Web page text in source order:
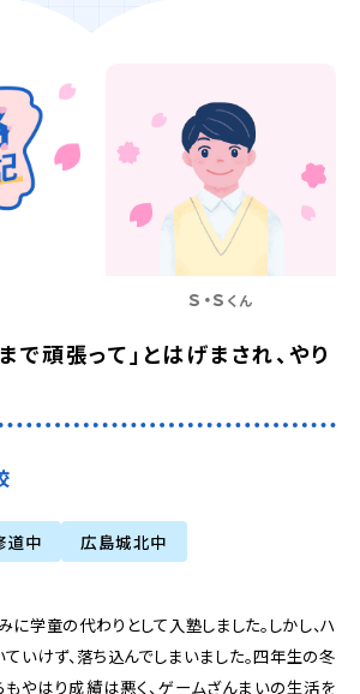
Ｓ・Ｓ くん
で頑張って」とはげまされ、やり
道中 広島城北中
に学童の代わりとして入塾しました。しかし、ハ
いけず、落ち込んでしまいました。四年生の冬
やはり成績は悪く、ゲームざんまいの生活を